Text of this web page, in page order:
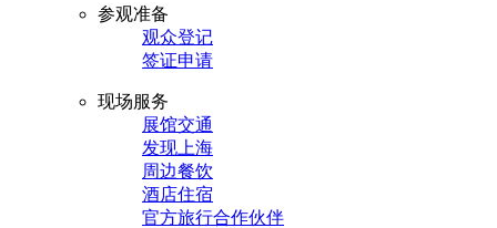
参观准备
观众登记
签证申请
现场服务
展馆交通
发现上海
周边餐饮
酒店住宿
官方旅行合作伙伴